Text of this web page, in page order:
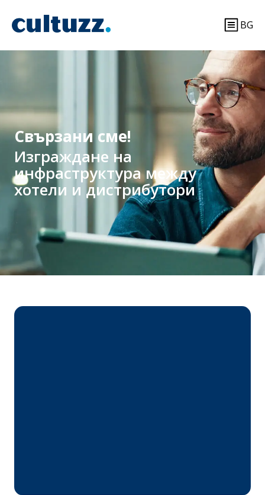
BG
Свързани сме!
Изграждане на
инфраструктура между
хотели и дистрибутори